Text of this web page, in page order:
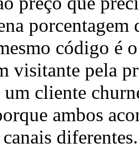
porcentagem
código é
visitante pela
cliente
ambos
diferentes.